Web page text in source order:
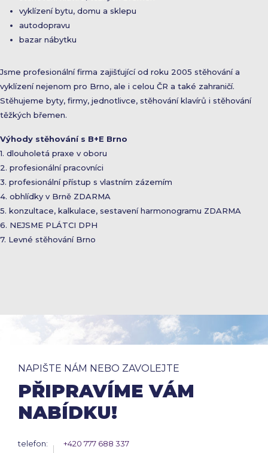
vyklízení bytu, domu a sklepu
autodopravu
bazar nábytku
Jsme profesionální firma zajišťující od roku 2005 stěhování a
vyklízení nejenom pro Brno, ale i celou ČR a také zahraničí.
Stěhujeme byty, firmy, jednotlivce, stěhování klavírů i stěhování
těžkých břemen.
Výhody stěhování s B+E Brno
1. dlouholetá praxe v oboru
2. profesionální pracovníci
3. profesionální přístup s vlastním zázemím
4. obhlídky v Brně ZDARMA
5. konzultace, kalkulace, sestavení harmonogramu ZDARMA
6. NEJSME PLÁTCI DPH
7. Levné stěhování Brno
NAPIŠTE NÁM NEBO ZAVOLEJTE
PŘIPRAVÍME VÁM
NABÍDKU!
telefon: +420 777 688 337